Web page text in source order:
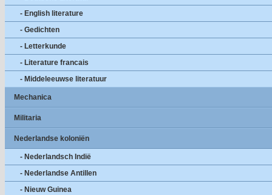
- English literature
- Gedichten
- Letterkunde
- Literature francais
- Middeleeuwse literatuur
Mechanica
Militaria
Nederlandse koloniën
- Nederlandsch Indië
- Nederlandse Antillen
- Nieuw Guinea